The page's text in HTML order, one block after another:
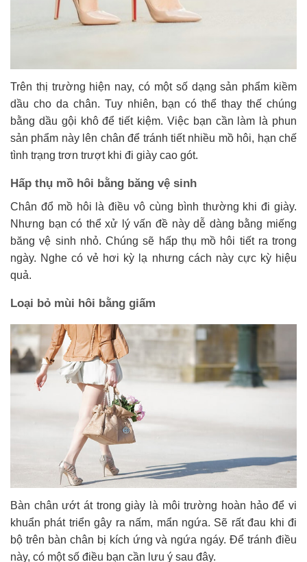
Trên thị trường hiện nay, có một số dạng sản phẩm kiềm
dầu cho da chân. Tuy nhiên, bạn có thể thay thế chúng
bằng dầu gội khô để tiết kiệm. Việc bạn cần làm là phun
sản phẩm này lên chân để tránh tiết nhiều mồ hôi, hạn chế
tình trạng trơn trượt khi đi giày cao gót.
Hấp thụ mồ hôi bằng băng vệ sinh
Chân đổ mồ hôi là điều vô cùng bình thường khi đi giày.
Nhưng bạn có thể xử lý vấn đề này dễ dàng bằng miếng
băng vệ sinh nhỏ. Chúng sẽ hấp thụ mồ hôi tiết ra trong
ngày. Nghe có vẻ hơi kỳ lạ nhưng cách này cực kỳ hiệu
quả.
Loại bỏ mùi hôi bằng giấm
Bàn chân ướt át trong giày là môi trường hoàn hảo để vi
khuẩn phát triển gây ra nấm, mẩn ngứa. Sẽ rất đau khi đi
bộ trên bàn chân bị kích ứng và ngứa ngáy. Để tránh điều
này, có một số điều bạn cần lưu ý sau đây.